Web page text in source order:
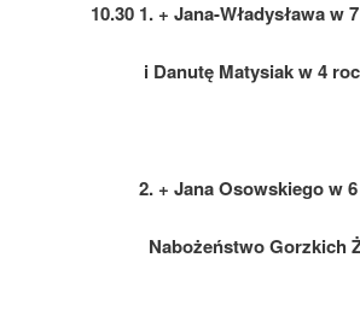
10.30 1. + Jana-Władysława w
i Danutę Matysiak w 4
2. + Jana Osowskiego w 6
Nabożeństwo Gorzkich